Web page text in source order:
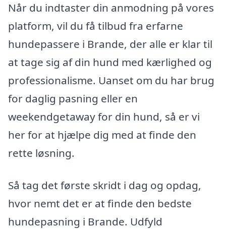
Når du indtaster din anmodning på vores
platform, vil du få tilbud fra erfarne
hundepassere i Brande, der alle er klar til
at tage sig af din hund med kærlighed og
professionalisme. Uanset om du har brug
for daglig pasning eller en
weekendgetaway for din hund, så er vi
her for at hjælpe dig med at finde den
rette løsning.
Så tag det første skridt i dag og opdag,
hvor nemt det er at finde den bedste
hundepasning i Brande. Udfyld